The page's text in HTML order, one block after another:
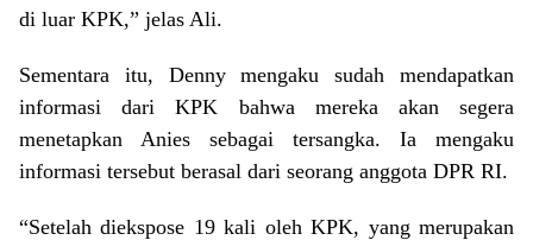
di luar KPK,” jelas Ali.
Sementara itu, Denny mengaku sudah mendapatkan
informasi dari KPK bahwa mereka akan segera
menetapkan Anies sebagai tersangka. Ia mengaku
informasi tersebut berasal dari seorang anggota DPR RI.
“Setelah diekspose 19 kali oleh KPK, yang merupakan